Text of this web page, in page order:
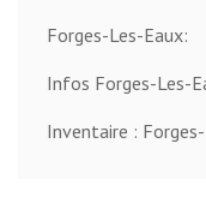
Forges-Les-Eaux:
Infos Forges-Les-
Inventaire :